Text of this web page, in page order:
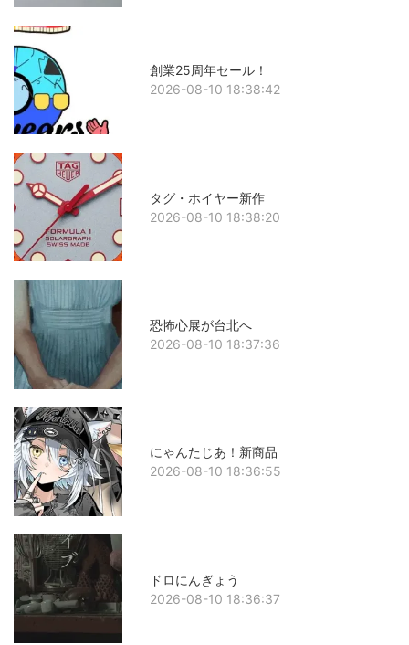
創業25周年セール！
2026-08-10 18:38:42
タグ・ホイヤー新作
2026-08-10 18:38:20
恐怖心展が台北へ
2026-08-10 18:37:36
にゃんたじあ！新商品
2026-08-10 18:36:55
ドロにんぎょう
2026-08-10 18:36:37